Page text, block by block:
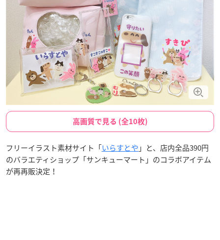
高画質で見る (全10枚)
フリーイラスト素材サイト「いらすとや 」と、店内全品390円
のバラエティショップ「サンキューマート」のコラボアイテム
が再再販決定！